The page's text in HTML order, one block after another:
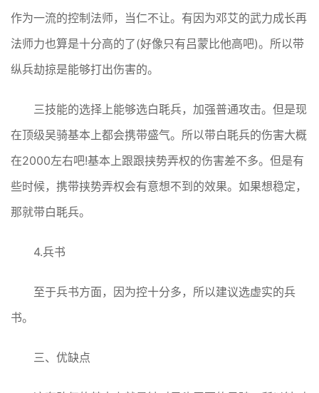
作为一流的控制法师，当仁不让。有因为邓艾的武力成长再
法师力也算是十分高的了(好像只有吕蒙比他高吧)。所以带
纵兵劫掠是能够打出伤害的。
三技能的选择上能够选白毦兵，加强普通攻击。但是现
在顶级吴骑基本上都会携带盛气。所以带白毦兵的伤害大概
在2000左右吧!基本上跟跟挟势弄权的伤害差不多。但是有
些时候，携带挟势弄权会有意想不到的效果。如果想稳定，
那就带白毦兵。
4.兵书
至于兵书方面，因为控十分多，所以建议选虚实的兵
书。
三、优缺点